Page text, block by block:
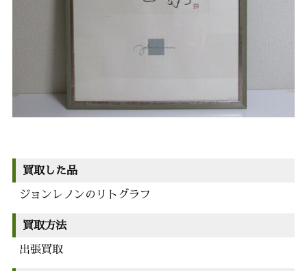
買取した品
ジョンレノンのリトグラフ
買取方法
出張買取